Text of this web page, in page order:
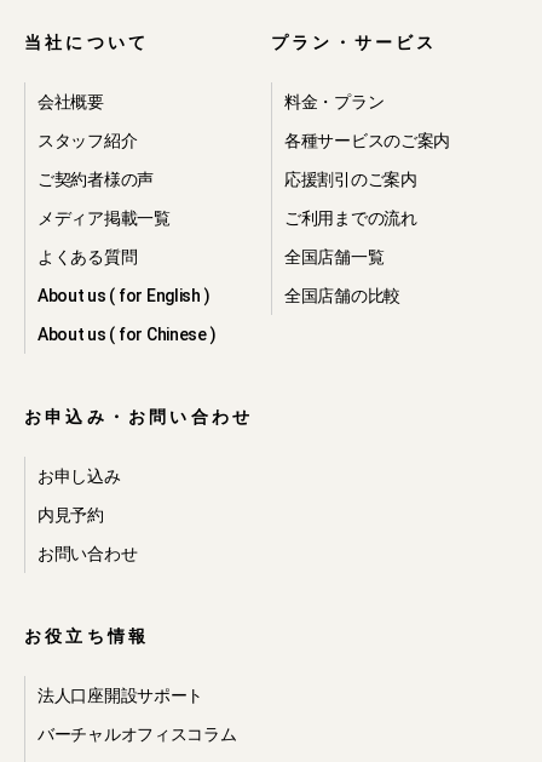
当社について
会社概要
スタッフ紹介
ご契約者様の声
メディア掲載一覧
よくある質問
About us ( for English )
About us ( for Chinese )
プラン・サービス
料金・プラン
各種サービスのご案内
応援割引のご案内
ご利用までの流れ
全国店舗一覧
全国店舗の比較
お申込み・お問い合わせ
お申し込み
内見予約
お問い合わせ
お役立ち情報
法人口座開設サポート
バーチャルオフィスコラム